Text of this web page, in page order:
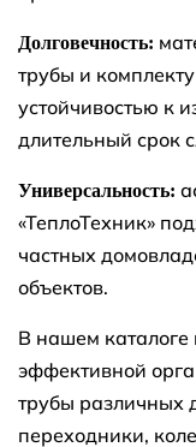
Долговечность:
трубы и
устойчивостью к
длительный срок
Универсальность:
«ТеплоТехник»
частных
объектов.
В нашем каталоге
эффективной
трубы различных
переходники,